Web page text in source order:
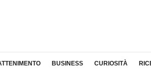
BUSINESS CURIOSITÀ